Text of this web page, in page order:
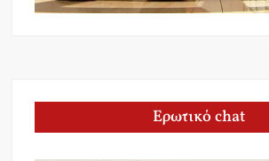
Ερωτικό chat